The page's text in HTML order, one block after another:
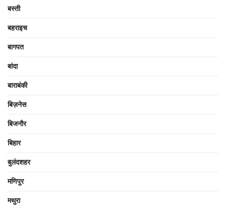
बस्ती
बहराइच
बागपत
बांदा
बाराबंकी
बिज़नेस
बिजनौर
बिहार
बुलंदशहर
मणिपुर
मथुरा